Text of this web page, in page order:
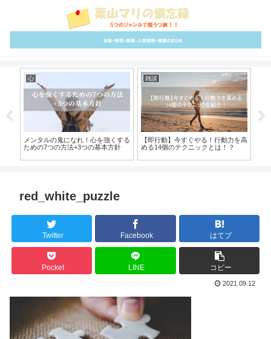
心
メンタルの鬼になれ！心を強くする
ための7つの方法+3つの基本方針
雑談
【即行動】今すぐやる！行動力を高
める14個のテクニックとは！？
red_white_puzzle
Twitter Facebook はてブ
Pocket LINE コピー
2021.09.12